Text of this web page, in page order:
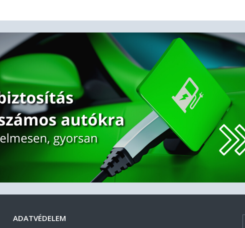
ADATVÉDELEM